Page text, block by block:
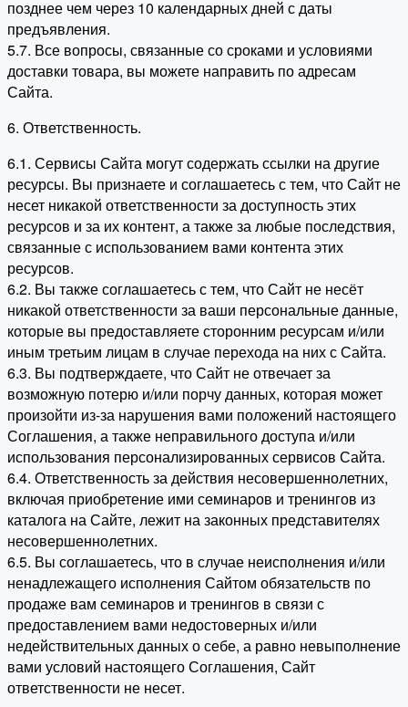
позднее чем через 10 календарных дней с даты
предъявления.
5.7. Все вопросы, связанные со сроками и условиями
доставки товара, вы можете направить по адресам
Сайта.
6. Ответственность.
6.1. Сервисы Сайта могут содержать ссылки на другие
ресурсы. Вы признаете и соглашаетесь с тем, что Сайт не
несет никакой ответственности за доступность этих
ресурсов и за их контент, а также за любые последствия,
связанные с использованием вами контента этих
ресурсов.
6.2. Вы также соглашаетесь с тем, что Сайт не несёт
никакой ответственности за ваши персональные данные,
которые вы предоставляете сторонним ресурсам и/или
иным третьим лицам в случае перехода на них с Сайта.
6.3. Вы подтверждаете, что Сайт не отвечает за
возможную потерю и/или порчу данных, которая может
произойти из-за нарушения вами положений настоящего
Соглашения, а также неправильного доступа и/или
использования персонализированных сервисов Сайта.
6.4. Ответственность за действия несовершеннолетних,
включая приобретение ими семинаров и тренингов из
каталога на Сайте, лежит на законных представителях
несовершеннолетних.
6.5. Вы соглашаетесь, что в случае неисполнения и/или
ненадлежащего исполнения Сайтом обязательств по
продаже вам семинаров и тренингов в связи с
предоставлением вами недостоверных и/или
недействительных данных о себе, а равно невыполнение
вами условий настоящего Соглашения, Сайт
ответственности не несет.